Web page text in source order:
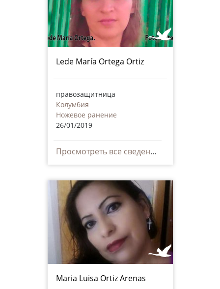
Lede María Ortega Ortiz
правозащитница
Колумбия
Ножевое ранение
26/01/2019
Просмотреть все сведения
Maria Luisa Ortiz Arenas